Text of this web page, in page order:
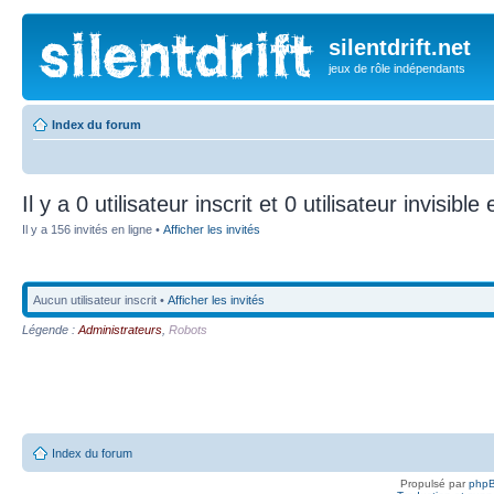
silentdrift.net
jeux de rôle indépendants
Index du forum
Il y a 0 utilisateur inscrit et 0 utilisateur invisible
Il y a 156 invités en ligne • Afficher les invités
Aucun utilisateur inscrit • Afficher les invités
Légende : Administrateurs Robots
Index du forum
Propulsé par